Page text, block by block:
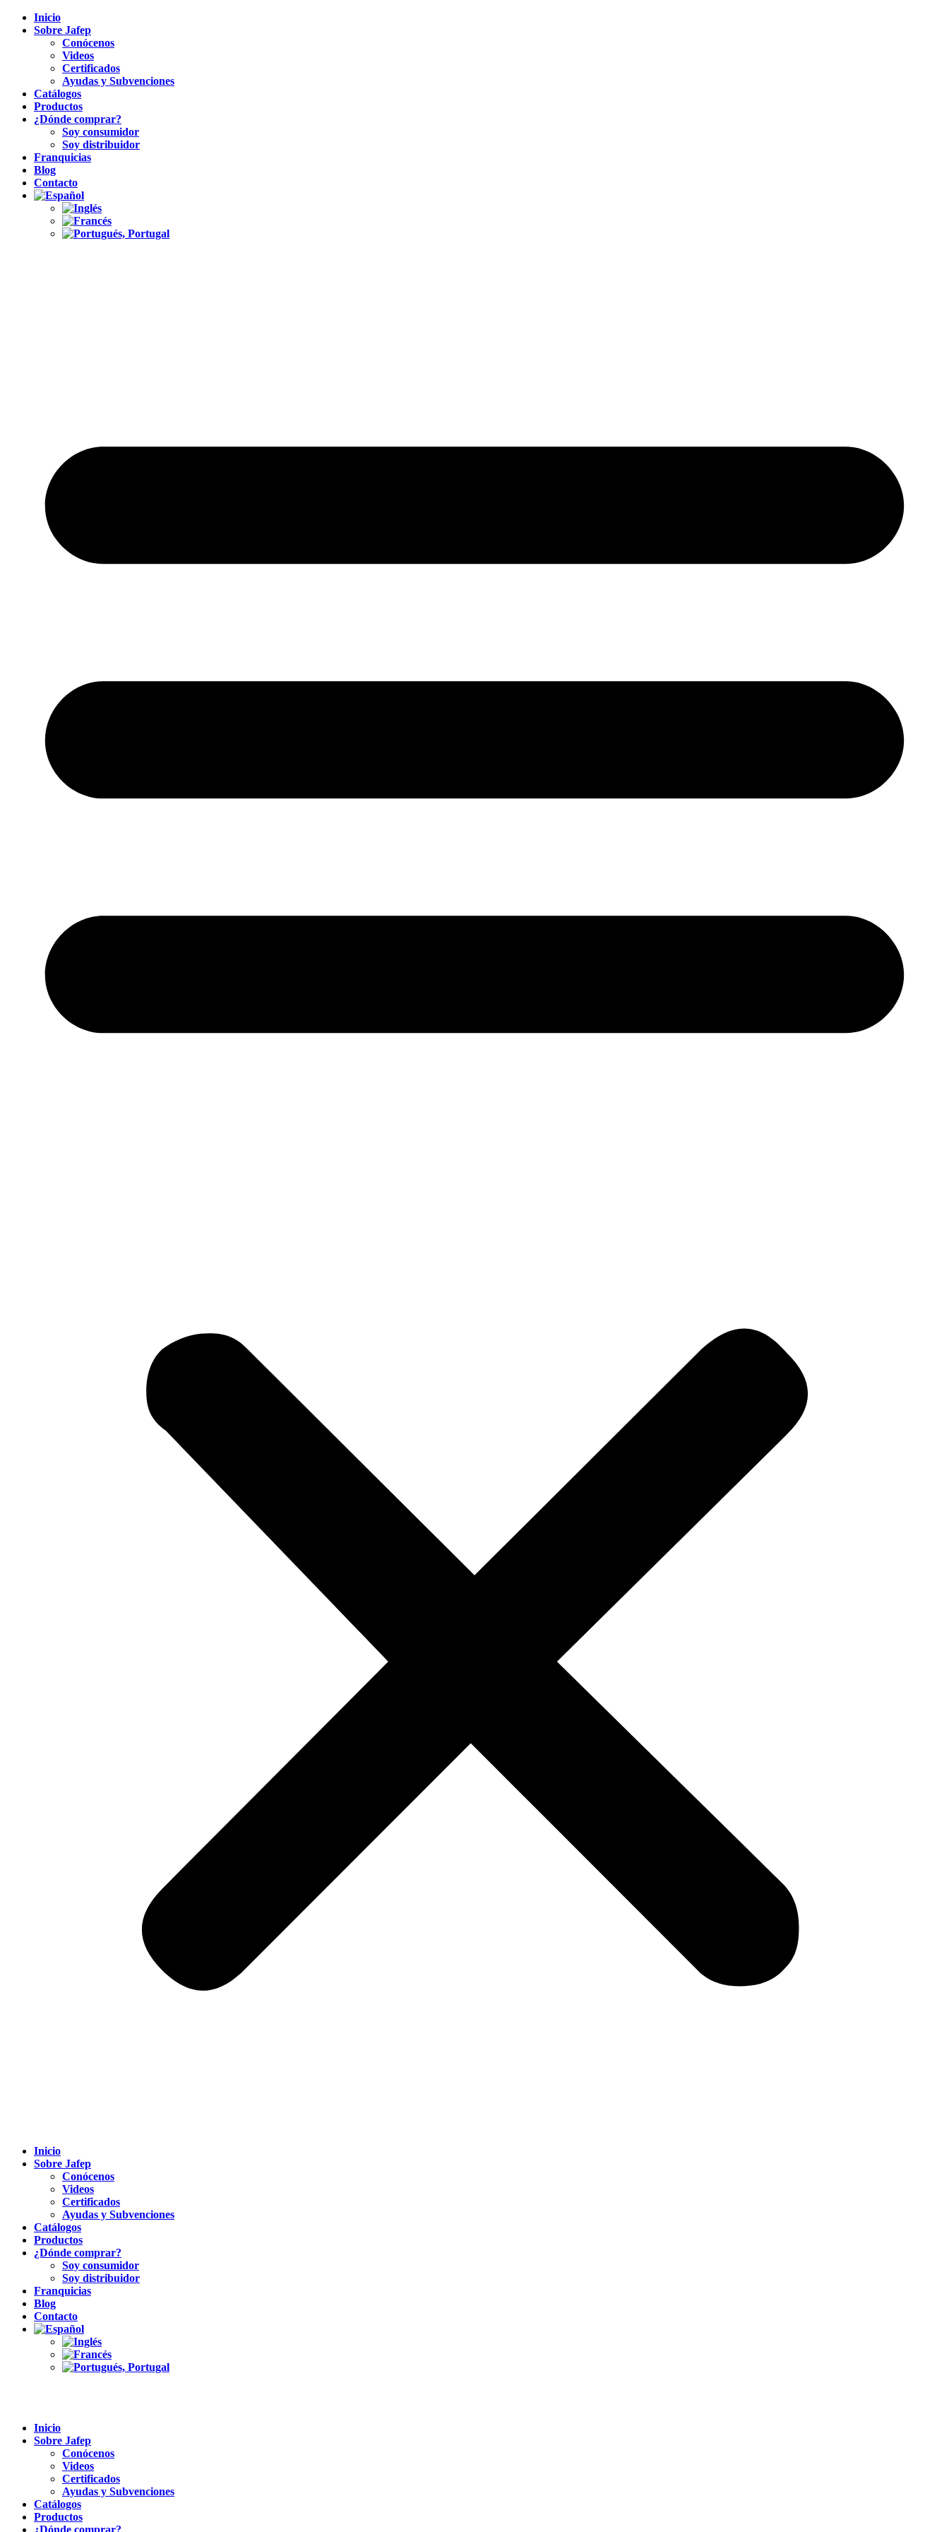
Inicio
Sobre Jafep
Conócenos
Videos
Certificados
Ayudas y Subvenciones
Catálogos
Productos
¿Dónde comprar?
Soy consumidor
Soy distribuidor
Franquicias
Blog
Contacto
Inicio
Sobre Jafep
Conócenos
Videos
Certificados
Ayudas y Subvenciones
Catálogos
Productos
¿Dónde comprar?
Soy consumidor
Soy distribuidor
Franquicias
Blog
Contacto
Inicio
Sobre Jafep
Conócenos
Videos
Certificados
Ayudas y Subvenciones
Catálogos
Productos
¿Dónde comprar?